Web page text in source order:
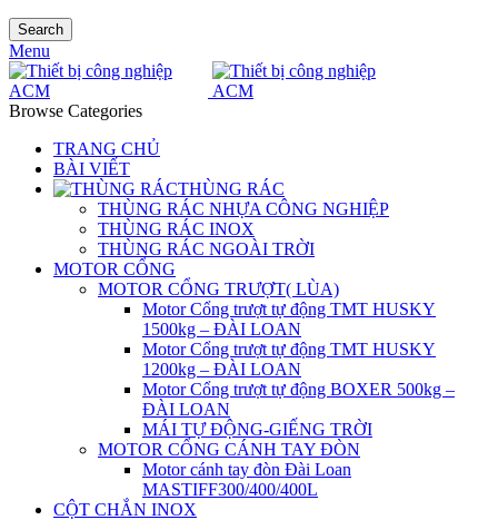
Search
Menu
Browse Categories
TRANG CHỦ
BÀI VIẾT
THÙNG RÁC
THÙNG RÁC NHỰA CÔNG NGHIỆP
THÙNG RÁC INOX
THÙNG RÁC NGOÀI TRỜI
MOTOR CỔNG
MOTOR CỔNG TRƯỢT( LÙA)
Motor Cổng trượt tự động TMT HUSKY
1500kg – ĐÀI LOAN
Motor Cổng trượt tự động TMT HUSKY
1200kg – ĐÀI LOAN
Motor Cổng trượt tự động BOXER 500kg –
ĐÀI LOAN
MÁI TỰ ĐỘNG-GIẾNG TRỜI
MOTOR CỔNG CÁNH TAY ĐÒN
Motor cánh tay đòn Đài Loan
MASTIFF300/400/400L
CỘT CHẮN INOX